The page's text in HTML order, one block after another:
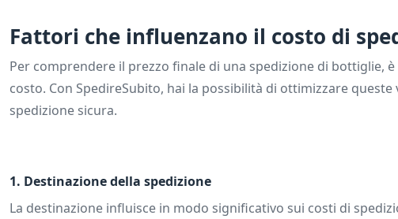
Fattori che influenzano il costo di
Per comprendere il prezzo finale di una spedizione di bottiglie,
costo. Con SpedireSubito, hai la possibilità di ottimizzare
spedizione sicura.
1. Destinazione della spedizione
La destinazione influisce in modo significativo sui costi di